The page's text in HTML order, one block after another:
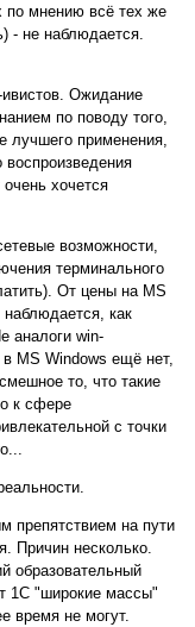
по мнению всё тех же
- не наблюдается.
Ожидание
по поводу того,
лучшего применения,
воспроизведения
хочется
возможности,
терминального
От цены на MS
как
аналоги win-
MS Windows ещё нет,
то, что такие
к сфере
с точки
препятствием на пути
Причин несколько.
образовательный
1С "широкие массы"
время не могут.